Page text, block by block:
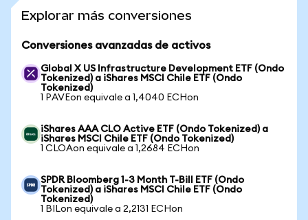
Explorar más conversiones
Conversiones avanzadas de activos
Global X US Infrastructure Development ETF (Ondo
Tokenized) a iShares MSCI Chile ETF (Ondo
Tokenized)
1 PAVEon equivale a 1,4040 ECHon
iShares AAA CLO Active ETF (Ondo Tokenized) a
iShares MSCI Chile ETF (Ondo Tokenized)
1 CLOAon equivale a 1,2684 ECHon
SPDR Bloomberg 1-3 Month T-Bill ETF (Ondo
Tokenized) a iShares MSCI Chile ETF (Ondo
Tokenized)
1 BILon equivale a 2,2131 ECHon